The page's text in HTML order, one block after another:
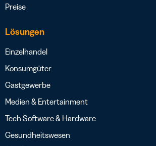
Preise
Lösungen
Einzelhandel
Konsumgüter
Gastgewerbe
Medien & Entertainment
Tech Software & Hardware
Gesundheitswesen